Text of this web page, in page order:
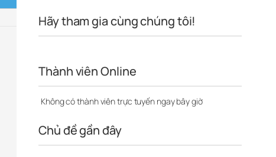
Hãy tham gia cùng chúng tôi!
Thành viên Online
Không có thành viên trực tuyến ngay bây giờ
Chủ đề gần đây